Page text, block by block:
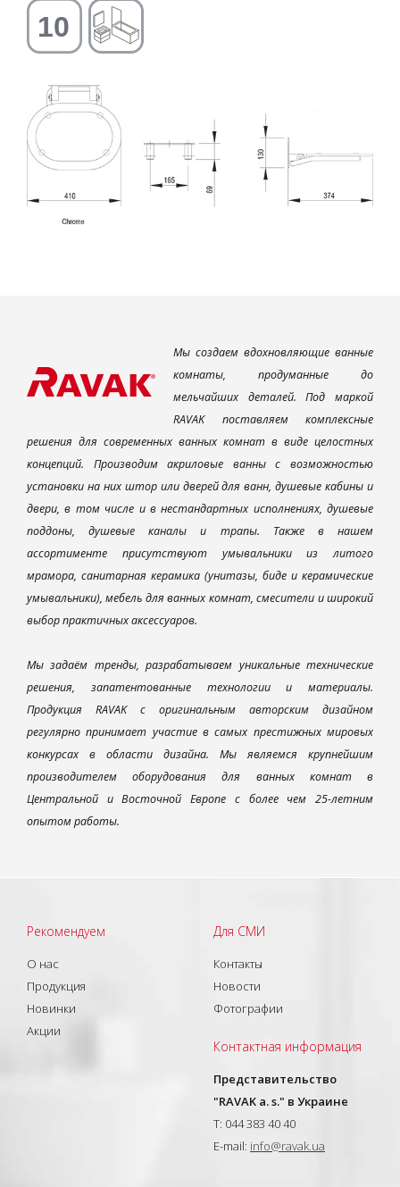
Мы создаем вдохновляющие ванные
комнаты, продуманные до
мельчайших деталей. Под маркой
RAVAK поставляем комплексные
решения для современных ванных комнат в виде целостных
концепций. Производим акриловые ванны с возможностью
установки на них штор или дверей для ванн, душевые кабины и
двери, в том числе и в нестандартных исполнениях, душевые
поддоны, душевые каналы и трапы. Также в нашем
ассортименте присутствуют умывальники из литого
мрамора, санитарная керамика (унитазы, биде и керамические
умывальники), мебель для ванных комнат, смесители и широкий
выбор практичных аксессуаров.
Мы задаём тренды, разрабатываем уникальные технические
решения, запатентованные технологии и материалы.
Продукция RAVAK с оригинальным авторским дизайном
регулярно принимает участие в самых престижных мировых
конкурсах в области дизайна. Мы являемся крупнейшим
производителем оборудования для ванных комнат в
Центральной и Восточной Европе с более чем 25-летним
опытом работы.
Рекомендуем
О нас
Продукция
Новинки
Акции
Для СМИ
Контакты
Новости
Фотографии
Контактная информация
Представительство
"RAVAK a. s." в Украине
T: 044 383 40 40
E-mail: info@ravak.ua